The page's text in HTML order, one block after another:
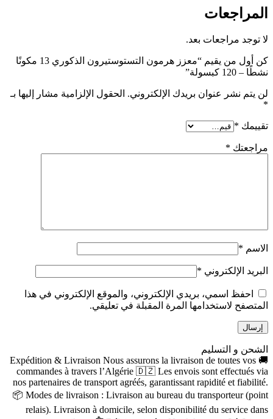
المراجعات
لا توجد مراجعات بعد.
كن أول من يقيم “معزز هرمون التستوستيرون الذكوري 13 مكونًا
نشطًا – 120 كبسولة”
لن يتم نشر عنوان بريدك الإلكتروني. الحقول الإلزامية مشار إليها بـ
*
تقييمك *
مراجعتك *
الاسم *
البريد الإلكتروني *
احفظ اسمي، بريدي الإلكتروني، والموقع الإلكتروني في هذا
المتصفح لاستخدامها المرة المقبلة في تعليقي.
الشحن و التسليم
🚚 Expédition & Livraison Nous assurons la livraison de toutes vos
commandes à travers l’Algérie 🇩🇿 Les envois sont effectués via
nos partenaires de transport agréés, garantissant rapidité et fiabilité.
📦 Modes de livraison : Livraison au bureau du transporteur (point
relais). Livraison à domicile, selon disponibilité du service dans